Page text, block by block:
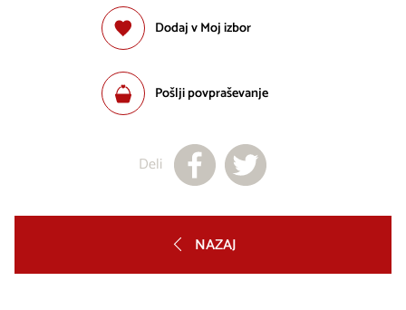
Dodaj v Moj izbor
Pošlji povpraševanje
Deli
NAZAJ